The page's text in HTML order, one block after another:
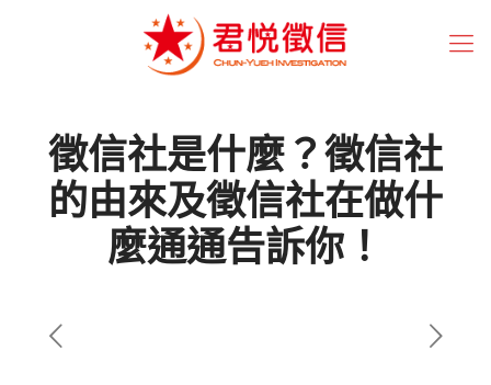
徵信社是什麼？徵信社
的由來及徵信社在做什
麼通通告訴你！